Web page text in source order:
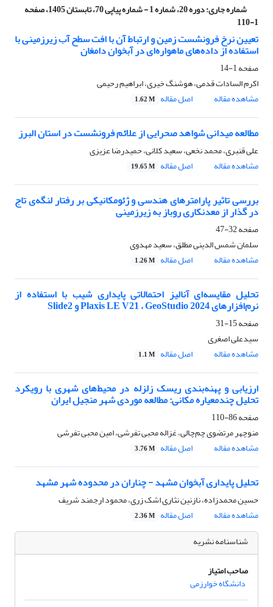
شماره جاری: دوره 20، شماره 1 - شماره پیاپی 70، تابستان 1405، صفحه
1-110
تعیین نرخ فرونشست زمین و ارتباط آن با افت سطح آب زیرزمینی با
استفاده از داده‌های ماهواره‌ای در آبخوان دامغان
صفحه1-14
اکرم السادات قدمی، هوشنگ خیری، ابراهیم رحیمی
مشاهده مقاله
اصل مقاله 1.62 M
مطالعه میدانی شواهد صحرایی از علائم فرونشست در استان البرز
علی قنبری، محمد نخعی، سعید کلانی، حمیدرضا عزیزی
مشاهده مقاله
اصل مقاله 19.65 M
بررسی تاثیر پارامترهای هندسی و ژئومکانیکی بر رفتار لنگه‌ی تاج
در گذار از معدنکاری روباز به زیرزمینی
صفحه32-47
سلمان شمس الدینی مطلق، سعید مهدوی
مشاهده مقاله
اصل مقاله 1.26 M
تحلیل مقایسه‌ای آنالیز احتمالاتی پایداری شیب با استفاده از
نرم‌افزارهای Plaxis LE V21 ، GeoStudio 2024 و Slide2
صفحه15-31
سیدعلی اصغری
مشاهده مقاله
اصل مقاله 1.1 M
ارزیابی و پهنه‌بندی ریسک زلزله در محیط‌های شهری با رویکرد
تحلیل چندمعیاره مکانی: مطالعه موردی شهر منجیل ایران
صفحه86-110
منوچهر مرتضوی چم‌چالی، غزاله محبی تفرشی، امین محبی تفرشی
مشاهده مقاله
اصل مقاله 3.76 M
تحلیل پایداری آبخوان مشهد - چناران در محدوده شهر مشهد
حسین محمدزاده، نازنین نثاری اشک زری، محمود ارجمند شریف
مشاهده مقاله
اصل مقاله 2.36 M
شناسنامه نشریه
صاحب امتیاز
دانشگاه خوارزمی